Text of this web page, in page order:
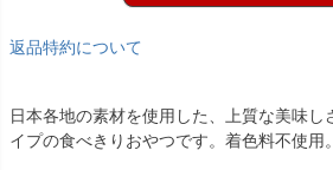
返品特約について
日本各地の素材を使用した、上質な美味し
イプの食べきりおやつです。着色料不使用。